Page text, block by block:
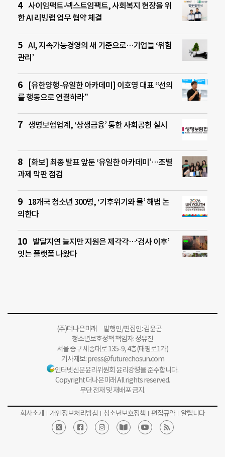
사이임팩트-넥스트임팩트, 사회복지 현장을 위
한 AI 리빙랩 업무 협약 체결
AI, 지속가능경영의 새 기준으로…기업들 ‘위험
관리’
[유한양행-유일한 아카데미] 이호영 대표 “선의
를 행동으로 연결하라”
생명보험업계, ‘상생금융’ 통한 사회공헌 실시
[화보] 최종 발표 앞둔 ‘유일한 아카데미’…조별
과제 막판 점검
18개국 청소년 300명, ‘기후위기와 물’ 해법 논
의한다
발달지연 늘지만 지원은 제각각…‘검사 이후’
잇는 플랫폼 나왔다
(주)더나은미래 발행인/편집인: 김윤곤
청소년보호정책 책임자: 정유진
서울 중구 세종대로 135-9, 4층(태평로1가)
기사제보:press@futurechosun.com
인터넷신문윤리위원회 윤리강령을 준수합니다.
Copyright 더나은미래 All rights reserved.
무단 전재 및 재배포 금지.
회사소개 개인정보처리방침 청소년보호정책 편집규약 알립니다